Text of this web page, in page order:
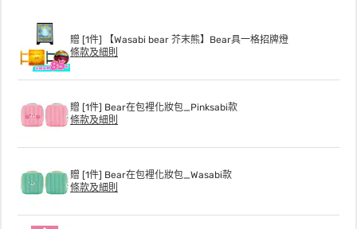
贈 [1件] 【Wasabi bear 芥末熊】Bear具一格招牌燈
條款及細則
贈 [1件] Bear在包裡化妝包_Pinksabi款
條款及細則
贈 [1件] Bear在包裡化妝包_Wasabi款
條款及細則